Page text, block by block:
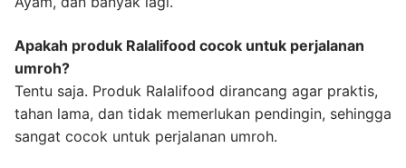
Apakah produk Ralalifood cocok untuk perjalanan
umroh?
Tentu saja. Produk Ralalifood dirancang agar praktis,
tahan lama, dan tidak memerlukan pendingin, sehingga
sangat cocok untuk perjalanan umroh.